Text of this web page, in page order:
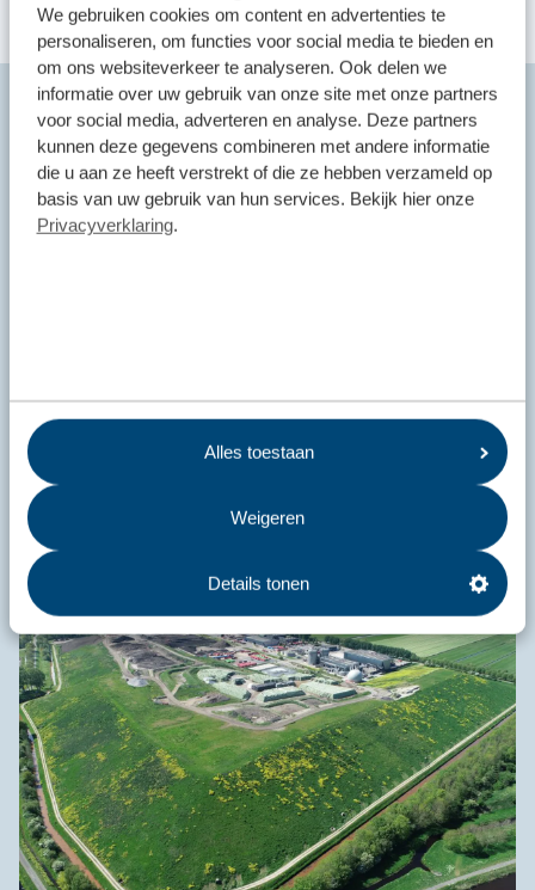
We gebruiken cookies om content en advertenties te
personaliseren, om functies voor social media te bieden en
om ons websiteverkeer te analyseren. Ook delen we
informatie over uw gebruik van onze site met onze partners
voor social media, adverteren en analyse. Deze partners
kunnen deze gegevens combineren met andere informatie
die u aan ze heeft verstrekt of die ze hebben verzameld op
basis van uw gebruik van hun services. Bekijk hier onze
Privacyverklaring.
Alles toestaan
Weigeren
Details tonen
Reststoffen Energie Centrale Harlingen